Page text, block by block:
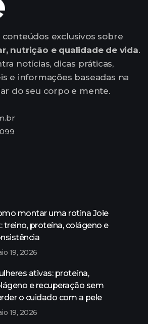
exclusivos sobre
nutrição e qualidade de vida.
notícias, dicas práticas,
e informações baseadas na
do seu corpo e mente.
montar uma rotina Joie
treino, proteína, colágeno e
19, 2026
ativas: proteína,
e recuperação sem
o cuidado com a pele
19, 2026